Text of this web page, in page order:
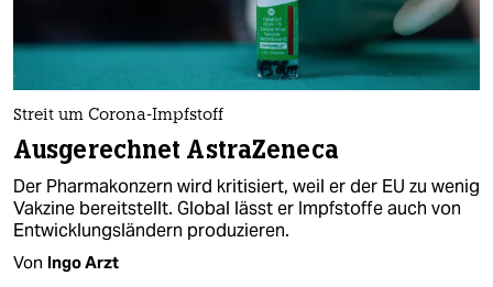
Streit um Corona-Impfstoff
Ausgerechnet AstraZeneca
Der Pharmakonzern wird kritisiert, weil er der EU zu wenig
Vakzine bereitstellt. Global lässt er Impfstoffe auch von
Entwicklungsländern produzieren.
Von Ingo Arzt